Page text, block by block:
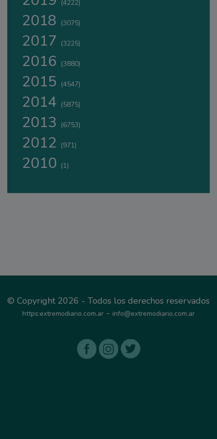
(4222)
2018 (3075)
2017 (3225)
2016 (3880)
2015 (4547)
2014 (5875)
2013 (6753)
2012 (971)
2010 (1)
© Copyright 2026 - Todos los derechos reservados
https:extremodiario.com.ar - info@extremodiario.com.ar